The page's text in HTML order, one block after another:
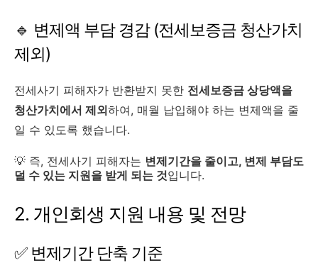
🔹 변제액 부담 경감 (전세보증금 청산가치
제외)
전세사기 피해자가 반환받지 못한 전세보증금 상당액을
청산가치에서 제외하여, 매월 납입해야 하는 변제액을 줄
일 수 있도록 했습니다.
💡 즉, 전세사기 피해자는 변제기간을 줄이고, 변제 부담도
덜 수 있는 지원을 받게 되는 것입니다.
2. 개인회생 지원 내용 및 전망
✅ 변제기간 단축 기준